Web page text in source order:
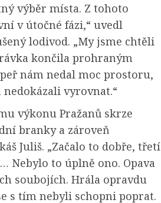
výběr místa. Z tohoto
v útočné fázi,“ uvedl
lodivod. „My jsme chtěli
končila prohraným
nám nedal moc prostoru,
vyrovnat.“
výkonu Pražanů skrze
branky a zároveň
Juliš. „Začalo to dobře, třetí
Nebylo to úplně ono. Opava
soubojích. Hrála opravdu
s tím nebyli schopni poprat.